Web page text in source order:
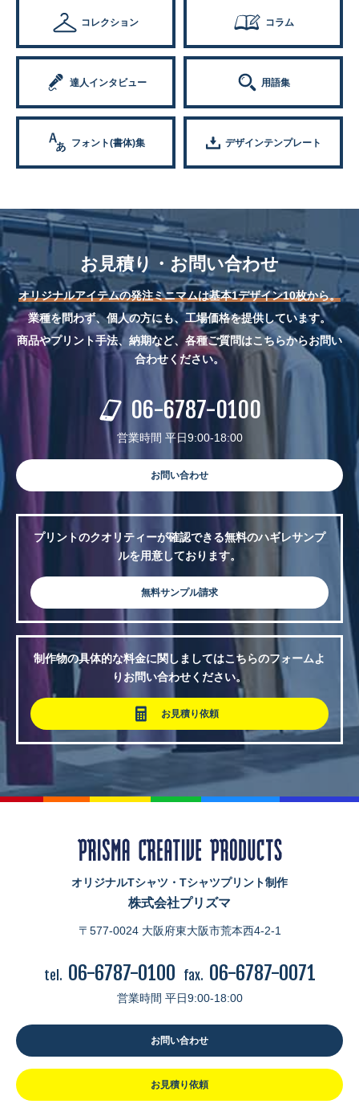
コレクション コラム
達人インタビュー 用語集
フォント(書体)集 デザインテンプレート
お見積り・お問い合わせ
オリジナルアイテムの発注ミニマムは基本1デザイン10枚から。
業種を問わず、個人の方にも、工場価格を提供しています。
商品やプリント手法、納期など、各種ご質問はこちらからお問い
合わせください。
06-6787-0100
営業時間 平日9:00-18:00
お問い合わせ
プリントのクオリティーが確認できる無料のハギレサンプ
ルを用意しております。
無料サンプル請求
制作物の具体的な料金に関しましてはこちらのフォームよ
りお問い合わせください。
お見積り依頼
オリジナルTシャツ・Tシャツプリント制作
株式会社プリズマ
〒577-0024 大阪府東大阪市荒本西4-2-1
tel. 06-6787-0100 fax. 06-6787-0071
営業時間 平日9:00-18:00
お問い合わせ
お見積り依頼